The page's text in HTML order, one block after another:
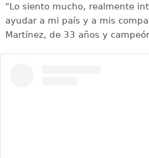
"Lo siento mucho, realmente
ayudar a mi país y a mis
Martínez, de 33 años y